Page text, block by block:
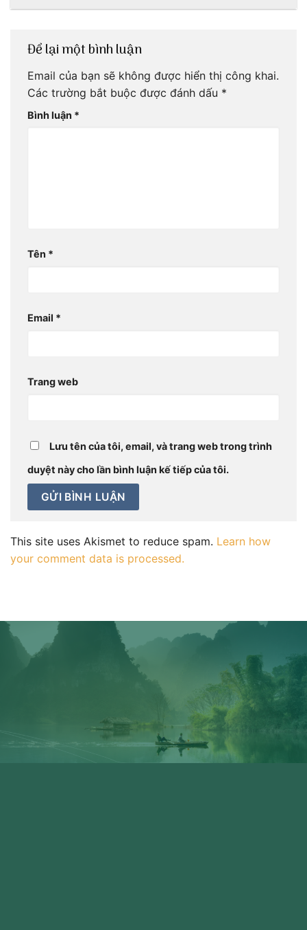
Để lại một bình luận
Email của bạn sẽ không được hiển thị công khai.
Các trường bắt buộc được đánh dấu *
Bình luận *
Tên *
Email *
Trang web
Lưu tên của tôi, email, và trang web trong trình
duyệt này cho lần bình luận kế tiếp của tôi.
This site uses Akismet to reduce spam. Learn how
your comment data is processed.